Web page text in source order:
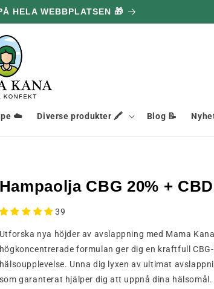
kr DU HANDLAR FÖR 🔥
☁️ Diverse produkter 🖍️ Blog 📝
Hampaolja CBG 20% +
39
Utforska nya höjder av avslappning med Mama
högkoncentrerade formulan ger dig en kraftfull
hälsoupplevelse. Unna dig lyxen av ultimat
som garanterat hjälper dig att uppnå dina hälsomål.